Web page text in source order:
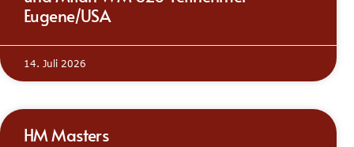
Eugene/USA
14. Juli 2026
HM Masters